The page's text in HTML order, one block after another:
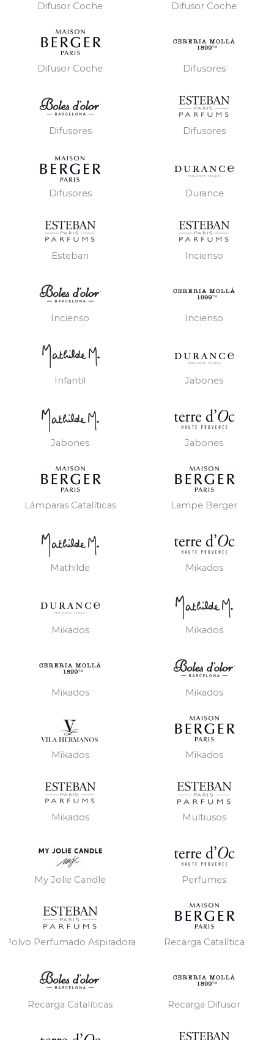
Difusor Coche Difusor Coche
Difusor Coche Difusores
Difusores Difusores
Difusores Durance
Esteban Incienso
Incienso Incienso
Infantil Jabones
Jabones Jabones
Lámparas Catalíticas Lampe Berger
Mathilde Mikados
Mikados Mikados
Mikados Mikados
Mikados Mikados
Mikados Multiusos
My Jolie Candle Perfumes
Polvo Perfumado Aspiradora Recarga Catalítica
Recarga Catalíticas Recarga Difusor